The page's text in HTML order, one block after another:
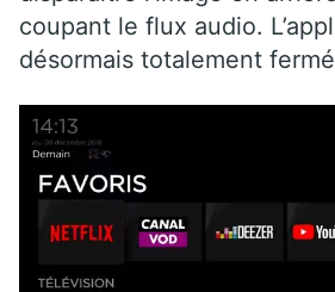
coupant le flux audio.
désormais totalement